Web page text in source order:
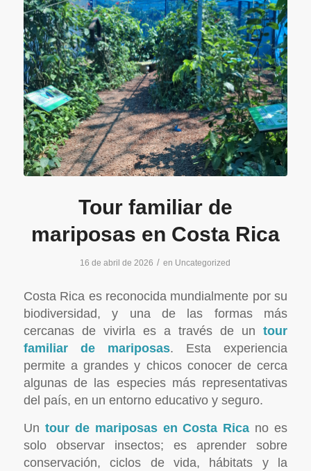
Tour familiar de
mariposas en Costa Rica
16 de abril de 2026 / en Uncategorized
Costa Rica es reconocida mundialmente por su
biodiversidad, y una de las formas más
cercanas de vivirla es a través de untour
familiar de mariposas. Esta experiencia
permite a grandes y chicos conocer de cerca
algunas de las especies más representativas
del país, en un entorno educativo y seguro.
Un tour de mariposas en Costa Rica no es
solo observar insectos; es aprender sobre
conservación, ciclos de vida, hábitats y la